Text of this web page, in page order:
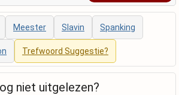
Meester Slavin Spanking
Trefwoord Suggestie?
niet uitgelezen?